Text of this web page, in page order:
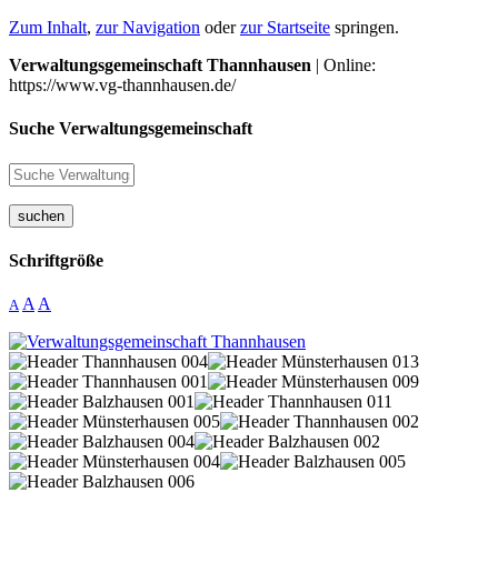
Zum Inhalt, zur Navigation oderzur Startseite springen.
Verwaltungsgemeinschaft Thannhausen | Online:
https://www.vg-thannhausen.de/
Suche Verwaltungsgemeinschaft
suchen
Schriftgröße
A A A